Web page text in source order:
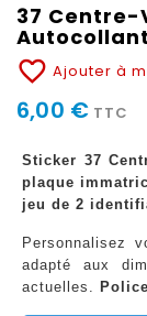
37 Centre-
favorite_border Ajouter à
6,00 € TTC
Sticker 37
plaque
jeu de 2
Personnalisez
adapté aux
actuelles.